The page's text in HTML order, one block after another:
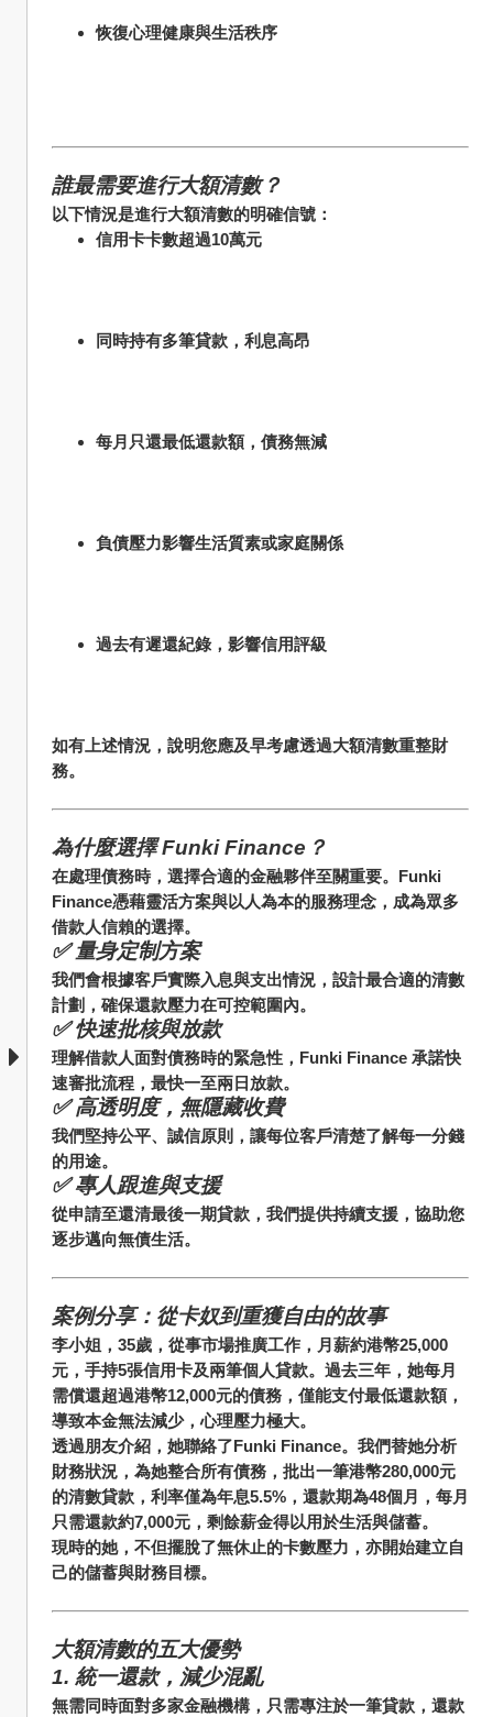
恢復心理健康與生活秩序
誰最需要進行大額清數？
以下情況是進行大額清數的明確信號：
信用卡卡數超過10萬元
同時持有多筆貸款，利息高昂
每月只還最低還款額，債務無減
負債壓力影響生活質素或家庭關係
過去有遲還紀錄，影響信用評級
如有上述情況，說明您應及早考慮透過大額清數重整財
務。
為什麼選擇 Funki Finance？
在處理債務時，選擇合適的金融夥伴至關重要。Funki
Finance憑藉靈活方案與以人為本的服務理念，成為眾多
借款人信賴的選擇。
✅ 量身定制方案
我們會根據客戶實際入息與支出情況，設計最合適的清數
計劃，確保還款壓力在可控範圍內。
✅ 快速批核與放款
理解借款人面對債務時的緊急性，Funki Finance 承諾快
速審批流程，最快一至兩日放款。
✅ 高透明度，無隱藏收費
我們堅持公平、誠信原則，讓每位客戶清楚了解每一分錢
的用途。
✅ 專人跟進與支援
從申請至還清最後一期貸款，我們提供持續支援，協助您
逐步邁向無債生活。
案例分享：從卡奴到重獲自由的故事
李小姐，35歲，從事市場推廣工作，月薪約港幣25,000
元，手持5張信用卡及兩筆個人貸款。過去三年，她每月
需償還超過港幣12,000元的債務，僅能支付最低還款額，
導致本金無法減少，心理壓力極大。
透過朋友介紹，她聯絡了Funki Finance。我們替她分析
財務狀況，為她整合所有債務，批出一筆港幣280,000元
的清數貸款，利率僅為年息5.5%，還款期為48個月，每月
只需還款約7,000元，剩餘薪金得以用於生活與儲蓄。
現時的她，不但擺脫了無休止的卡數壓力，亦開始建立自
己的儲蓄與財務目標。
大額清數的五大優勢
1. 統一還款，減少混亂
無需同時面對多家金融機構，只需專注於一筆貸款，還款